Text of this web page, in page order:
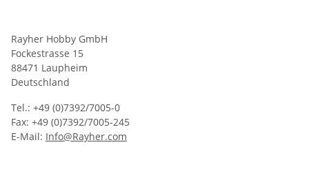
Rayher Hobby GmbH
Fockestrasse 15
88471 Laupheim
Deutschland
Tel.: +49 (0)7392/7005-0
Fax: +49 (0)7392/7005-245
E-Mail: Info@Rayher.com